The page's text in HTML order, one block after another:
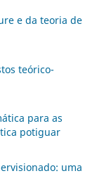
e da teoria de
teórico-
para as
potiguar
uma